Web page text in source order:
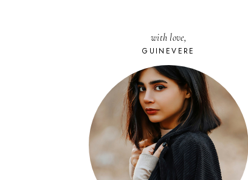
with love,
GUINEVERE